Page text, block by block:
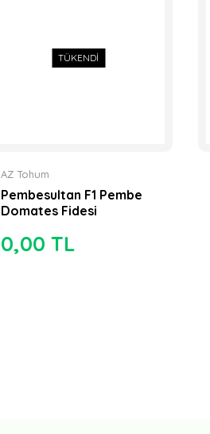
TÜKENDİ
AZ Tohum
Pembesultan F1 Pembe
Domates Fidesi
0,00 TL